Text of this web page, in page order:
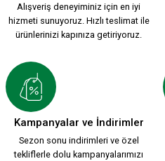
Alışveriş deneyiminiz için en iyi
hizmeti sunuyoruz. Hızlı teslimat ile
ürünlerinizi kapınıza getiriyoruz.
Kampanyalar ve İndirimler
Sezon sonu indirimleri ve özel
tekliflerle dolu kampanyalarımızı